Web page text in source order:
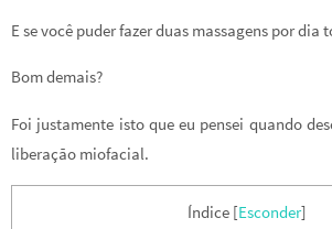
E se você puder fazer duas massagens por dia
Bom demais?
Foi justamente isto que eu pensei quando
liberação miofacial.
Índice [Esconder]